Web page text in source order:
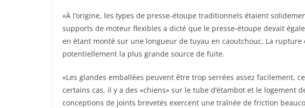
«À l’origine, les types de presse-étoupe traditionnels étaient
supports de moteur flexibles a dicté que le presse-étoupe devait
en étant monté sur une longueur de tuyau en caoutchouc. La rupture
potentiellement la plus grande source de fuite.
«Les glandes emballées peuvent être trop serrées assez facilement,
certains cas, il y a des «chiens» sur le tube d’étambot et le logement
conceptions de joints brevetés exercent une traînée de friction